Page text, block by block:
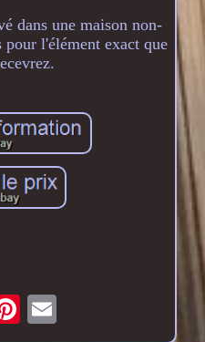
dans une maison non-
l'élément exact que